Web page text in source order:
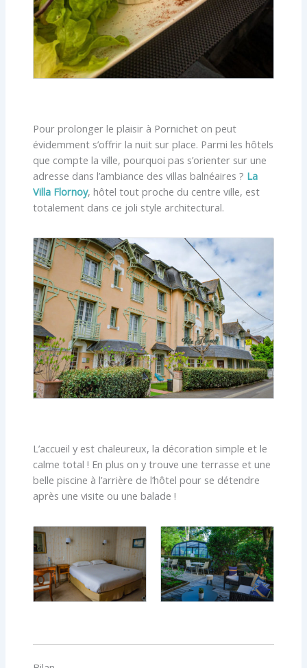
Pour prolonger le plaisir à Pornichet on peut
évidemment s’offrir la nuit sur place. Parmi les hôtels
que compte la ville, pourquoi pas s’orienter sur une
adresse dans l’ambiance des villas balnéaires ? La
Villa Flornoy, hôtel tout proche du centre ville, est
totalement dans ce joli style architectural.
L’accueil y est chaleureux, la décoration simple et le
calme total ! En plus on y trouve une terrasse et une
belle piscine à l’arrière de l’hôtel pour se détendre
après une visite ou une balade !